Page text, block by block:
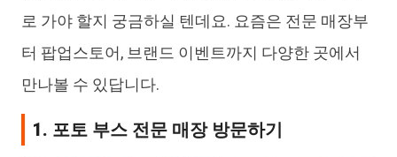
로 가야 할지 궁금하실 텐데요. 요즘은 전문 매장부
터 팝업스토어, 브랜드 이벤트까지 다양한 곳에서
만나볼 수 있답니다.
1. 포토 부스 전문 매장 방문하기